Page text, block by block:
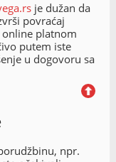
je dužan da
povraćaj
online platnom
putem iste
u dogovoru sa
npr.